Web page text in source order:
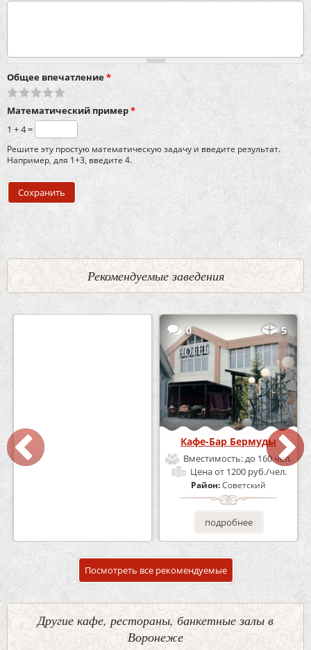
Общее впечатление*
Математический пример*
1 + 4 =
Решите эту простую математическую задачу и введите результат.
Например, для 1+3, введите 4.
Рекомендуемые заведения
Кафе «Шишка»
Вместимость:
0 5
Кафе-Бар Бермуды
Вместимость:до 160 чел.
Ценаот 1200 руб./чел.
Район:Советский
подробнее
Посмотреть все рекомендуемые
Другие кафе, рестораны, банкетные залы в
Воронеже